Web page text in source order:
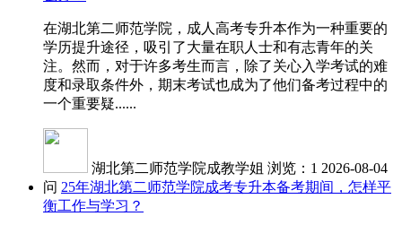
在湖北第二师范学院，成人高考专升本作为一种重要的
学历提升途径，吸引了大量在职人士和有志青年的关
注。然而，对于许多考生而言，除了关心入学考试的难
度和录取条件外，期末考试也成为了他们备考过程中的
一个重要疑......
湖北第二师范学院成教学姐 浏览：1 2026-08-04
问 25年湖北第二师范学院成考专升本备考期间，怎样平
衡工作与学习？